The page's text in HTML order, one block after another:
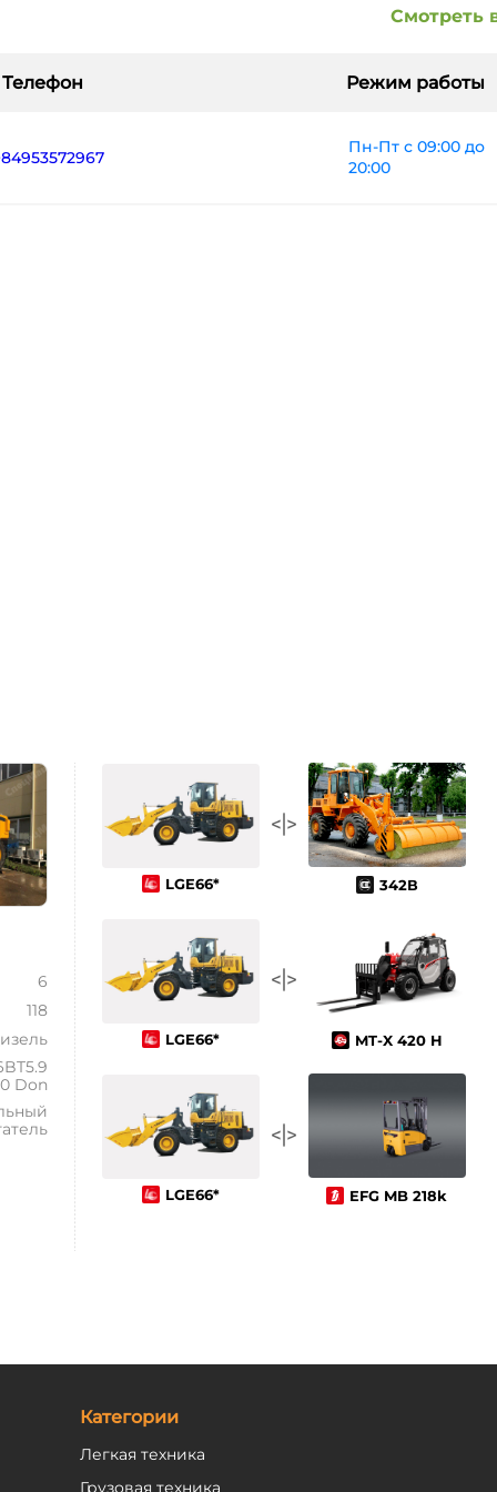
Смотреть
Телефон
Режим работы
Пн-Пт с 09:00 до
20:00
6
118
Don
LGE66* 342В
LGE66* MT-X 420 H
LGE66* EFG MB 218k
Категории
Легкая техника
Грузовая техника